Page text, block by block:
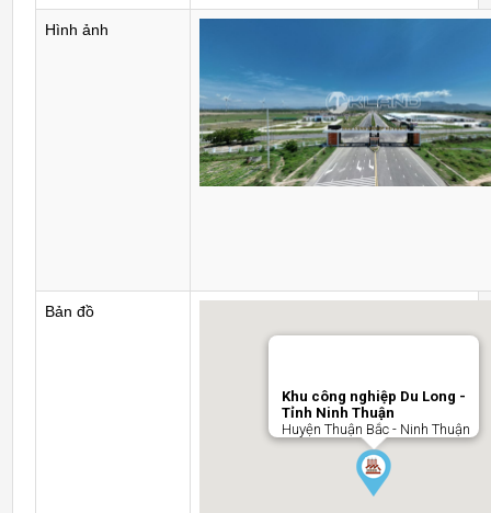
Hình ảnh
Bản đồ
Khu công nghiệp Du Long -
Tỉnh Ninh Thuận
Huyện Thuận Bắc - Ninh Thuận